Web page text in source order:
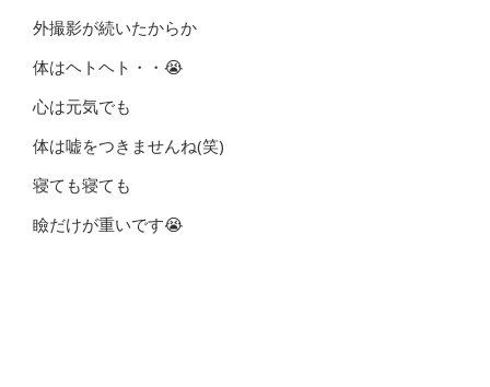
外撮影が続いたからか
体はヘトヘト・・😭
心は元気でも
体は嘘をつきませんね(笑)
寝ても寝ても
瞼だけが重いです😭